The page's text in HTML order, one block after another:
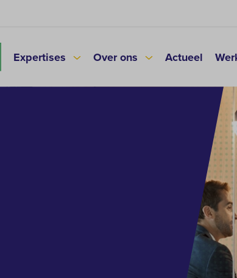
Expertises Over ons Actueel